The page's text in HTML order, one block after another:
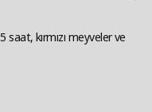
saat, kırmızı meyveler ve